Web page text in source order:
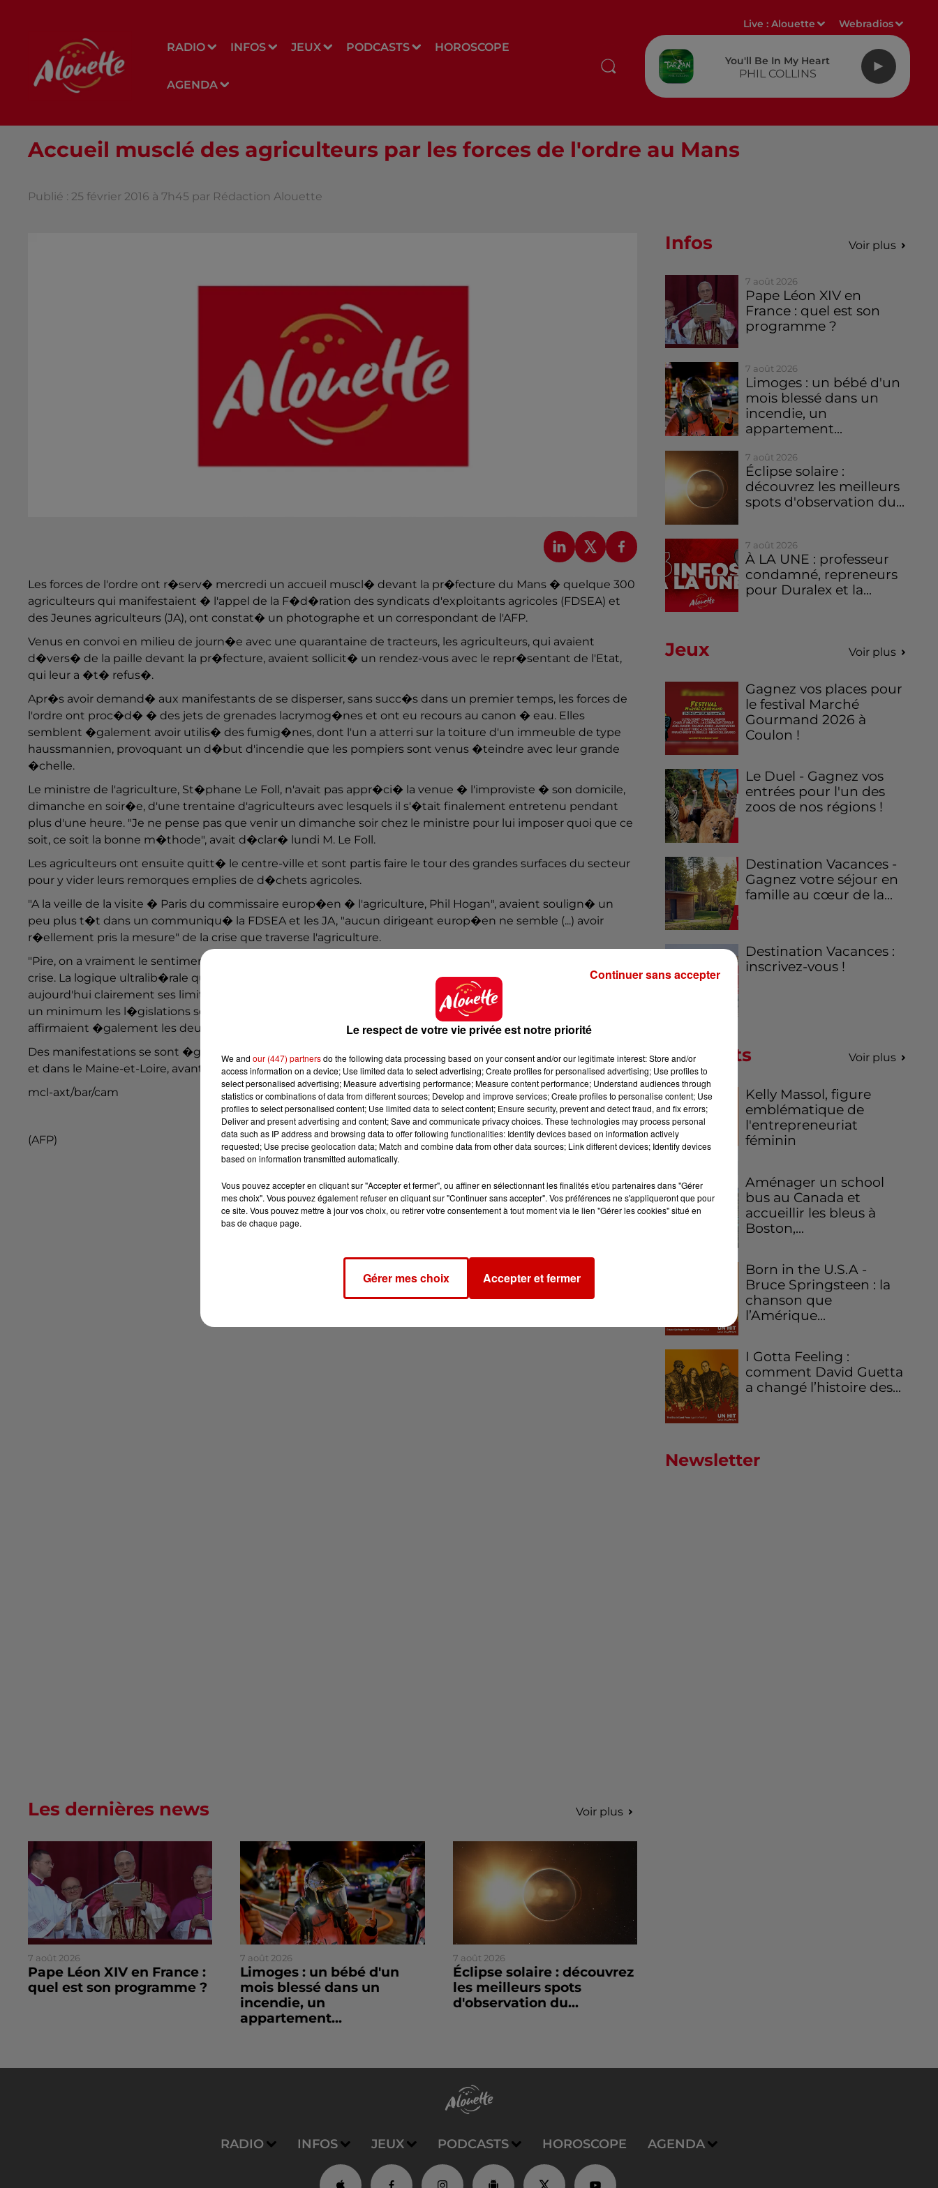
RADIO INFOS JEUX PODCASTS HOROSCOPE
AGENDA
Live :Alouette Webradios
You'll Be In My Heart
PHIL COLLINS
Accueil musclé des agriculteurs par les forces de l'ordre au Mans
Publié : 25 février 2016 à 7h45 par Rédaction Alouette
Les forces de l'ordre ont r�serv� mercredi un accueil muscl� devant la pr�fecture du Mans � quelque 300
agriculteurs qui manifestaient � l'appel de la F�d�ration des syndicats d'exploitants agricoles (FDSEA) et
des Jeunes agriculteurs (JA), ont constat� un photographe et un correspondant de l'AFP.
Venus en convoi en milieu de journ�e avec une quarantaine de tracteurs, les agriculteurs, qui avaient
d�vers� de la paille devant la pr�fecture, avaient sollicit� un rendez-vous avec le repr�sentant de l'Etat,
qui leur a �t� refus�.
Apr�s avoir demand� aux manifestants de se disperser, sans succ�s dans un premier temps, les forces de
l'ordre ont proc�d� � des jets de grenades lacrymog�nes et ont eu recours au canon � eau. Elles
semblent �galement avoir utilis� des fumig�nes, dont l'un a atterri sur la toiture d'un immeuble de type
haussmannien, provoquant un d�but d'incendie que les pompiers sont venus �teindre avec leur grande
�chelle.
Le ministre de l'agriculture, St�phane Le Foll, n'avait pas appr�ci� la venue � l'improviste � son domicile,
dimanche en soir�e, d'une trentaine d'agriculteurs avec lesquels il s'�tait finalement entretenu pendant
plus d'une heure. "Je ne pense pas que venir un dimanche soir chez le ministre pour lui imposer quoi que ce
soit, ce soit la bonne m�thode", avait d�clar� lundi M. Le Foll.
Les agriculteurs ont ensuite quitt� le centre-ville et sont partis faire le tour des grandes surfaces du secteur
pour y vider leurs remorques emplies de d�chets agricoles.
"A la veille de la visite � Paris du commissaire europ�en � l'agriculture, Phil Hogan", avaient soulign� un
peu plus t�t dans un communiqu� la FDSEA et les JA, "aucun dirigeant europ�en ne semble (...) avoir
r�ellement pris la mesure" de la crise que traverse l'agriculture.
"Pire, on a vraiment le sentiment que l'Europe vient � peine de d�couvrir que son secteur agricole est en
crise. La logique ultralib�rale qui a conduit � d�manteler les m�canismes de r�gulation (...) montre
aujourd'hui clairement ses limites, dans une Europe incapable de parler d'une voix unique et d'harmoniser
un minimum les l�gislations sociales, fiscales et environnementales entre les diff�rents �tats membres",
affirmaient �galement les deux syndicats.
Des manifestations se sont �galement d�roul�es dans plusieurs villes de l'Ouest, notamment en Vend�e
et dans le Maine-et-Loire, avant la venue de M. Hogan.
mcl-axt/bar/cam
(AFP)
Infos Voir plus
7 août 2026
Pape Léon XIV en
France : quel est son
programme ?
7 août 2026
Limoges : un bébé d'un
mois blessé dans un
incendie, un
appartement...
7 août 2026
Éclipse solaire :
découvrez les meilleurs
spots d'observation du...
7 août 2026
À LA UNE : professeur
condamné, repreneurs
pour Duralex et la...
Jeux Voir plus
Gagnez vos places pour
le festival Marché
Gourmand 2026 à
Coulon !
Le Duel - Gagnez vos
entrées pour l'un des
zoos de nos régions !
Destination Vacances -
Gagnez votre séjour en
famille au cœur de la...
Destination Vacances :
inscrivez-vous !
Podcasts Voir plus
Kelly Massol, figure
emblématique de
l'entrepreneuriat
féminin
Aménager un school
bus au Canada et
accueillir les bleus à
Boston,...
Born in the U.S.A -
Bruce Springsteen : la
chanson que
l’Amérique...
I Gotta Feeling :
comment David Guetta
a changé l’histoire des...
Newsletter
Les dernières news Voir plus
7 août 2026
Pape Léon XIV en France :
quel est son programme ?
7 août 2026
Limoges : un bébé d'un
mois blessé dans un
incendie, un
appartement...
7 août 2026
Éclipse solaire : découvrez
les meilleurs spots
d'observation du...
RADIO INFOS JEUX PODCASTS HOROSCOPE AGENDA
Le respect de votre vie privée est notre priorité
We and our (447) partnersdo the following data processing based on your consent and/or our legitimate interest: Store and/or
access information on a device; Use limited data to select advertising; Create profiles for personalised advertising; Use profiles to
select personalised advertising; Measure advertising performance; Measure content performance; Understand audiences through
statistics or combinations of data from different sources; Develop and improve services; Create profiles to personalise content; Use
profiles to select personalised content; Use limited data to select content; Ensure security, prevent and detect fraud, and fix errors;
Deliver and present advertising and content; Save and communicate privacy choices. These technologies may process personal
data such as IP address and browsing data to offer following functionalities: Identify devices based on information actively
requested; Use precise geolocation data; Match and combine data from other data sources; Link different devices; Identify devices
based on information transmitted automatically.
Vous pouvez accepter en cliquant sur "Accepter et fermer", ou affiner en sélectionnant les finalités et/ou partenaires dans "Gérer
mes choix". Vous pouvez également refuser en cliquant sur "Continuer sans accepter". Vos préférences ne s'appliqueront que pour
ce site. Vous pouvez mettre à jour vos choix, ou retirer votre consentement à tout moment via le lien "Gérer les cookies" situé en
bas de chaque page.
Gérer mes choix Accepter et fermer
Continuer sans accepter